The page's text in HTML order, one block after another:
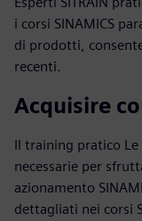
i corsi SINAMICS
di prodotti,
recenti.
Acquisire
Il training pratico
necessarie per
azionamento
dettagliati nei corsi